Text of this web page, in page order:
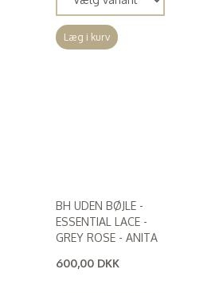
Læg i kurv
BH UDEN BØJLE -
ESSENTIAL LACE -
GREY ROSE - ANITA
600,00 DKK